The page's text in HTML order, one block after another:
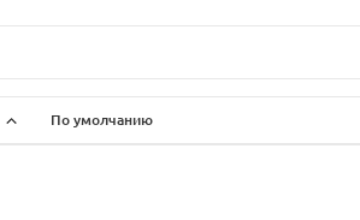
По умолчанию